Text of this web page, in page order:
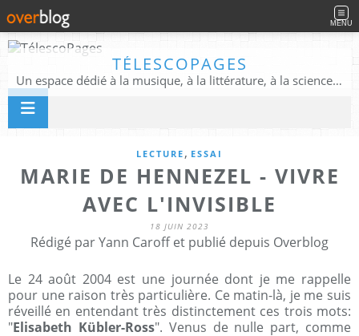
MENU
TÉLESCOPAGES
Un espace dédié à la musique, à la littérature, à la science, à la conscience, et au-delà
LECTURE , ESSAI
MARIE DE HENNEZEL - VIVRE
AVEC L'INVISIBLE
18 JUIN 2023
Rédigé par Yann Caroff et publié depuis Overblog
Le 24 août 2004 est une journée dont je me rappelle
pour une raison très particulière. Ce matin-là, je me suis
réveillé en entendant très distinctement ces trois mots:
"Elisabeth Kübler-Ross". Venus de nulle part, comme